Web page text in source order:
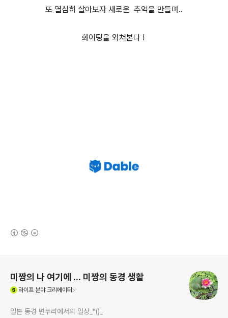
또 열심히 살아보자 새로운 추억을 만들며..
화이팅을 외쳐본다 !
미짱의 나 여기에 ... 미짱의 동경 생활
라이프분야 크리에이터
일본 동경 변두리에서의 일상_*()_